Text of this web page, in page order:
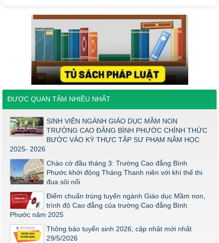
KHỐI Y DƯỢC NĂM 2026
ĐIỂM TỐT NGHIỆP KHỐI Y - DƯỢC NĂM 2026
Thông báo về việc tổ chức thi năng khiếu ngành Giáo dục
Mầm non năm 2026
Thông báo về việc tuyển sinh đợt 2 năm 2026
Thông báo ngưỡng bảo đảm chất lượng đầu vào (điểm sàn)
đối với ngành Giáo dục Mầm non trình độ cao đẳng năm 2026
Thông báo về việc triển khai một số văn bản mới
THÔNG BÁO VỀ VIỆC PHÚC KHẢO ĐIỂM THI TỐT NGHIỆP
KHỐI Y DƯỢC NĂM 2026
ĐIỂM TỐT NGHIỆP KHỐI Y - DƯỢC NĂM 2026
Thông báo về việc tổ chức thi năng khiếu ngành Giáo dục
Mầm non năm 2026
ĐƯỢC QUAN TÂM NHIỀU NHẤT
SINH VIÊN NGÀNH GIÁO DỤC MẦM NON
TRƯỜNG CAO ĐẲNG BÌNH PHƯỚC CHÍNH THỨC
BƯỚC VÀO KỲ THỰC TẬP SƯ PHẠM NĂM HỌC
2025- 2026
Chào cờ đầu tháng 3: Trường Cao đẳng Bình
Phước khởi động Tháng Thanh niên với khí thế thi
đua sôi nổi
Điểm chuẩn trúng tuyển ngành Giáo dục Mầm non,
trình độ Cao đẳng của trường Cao đẳng Bình
Phước năm 2025
Thông báo tuyển sinh 2026; cập nhật mới nhất
29/5/2026